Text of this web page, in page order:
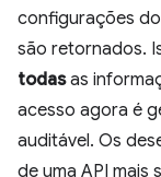
configurações
são retornados.
todasas
acesso agora é
auditável. Os
de uma API mais